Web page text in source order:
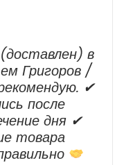
в
Григоров /
✔
после
дня ✔
товара